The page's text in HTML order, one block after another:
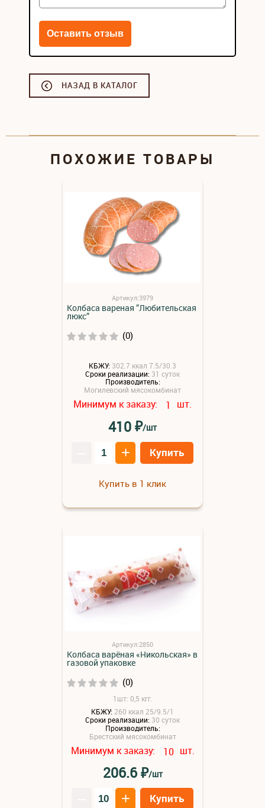
НАЗАД В КАТАЛОГ
ПОХОЖИЕ ТОВАРЫ
Артикул:3979
Колбаса вареная ”Любительская
люкс”
(0)
КБЖУ: 302.7 ккал 7.5/30.3
Сроки реализации: 31 суток
Производитель:
Могилевский мясокомбинат
Минимум к заказу: 1 шт.
410₽/шт
+ Купить
Купить в 1 клик
Артикул:2850
Колбаса варёная «Никольская» в
газовой упаковке
(0)
1шт: 0,5 кгг.
КБЖУ:260 ккал 25/9.5/1
Сроки реализации: 30 суток
Производитель:
Брестский мясокомбинат
Минимум к заказу: 10 шт.
206.6₽/шт
+ Купить